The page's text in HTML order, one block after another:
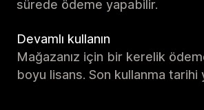
sürede ödeme yapabilir.
Devamlı kullanın
Mağazanız için bir kerelik
boyu lisans. Son kullanma tarihi